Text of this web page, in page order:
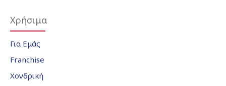
Χρήσιμα
Για Εμάς
Franchise
Χονδρική